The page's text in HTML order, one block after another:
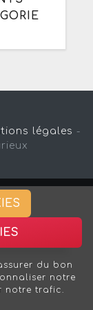
légales -
du bon
notre
notre trafic.